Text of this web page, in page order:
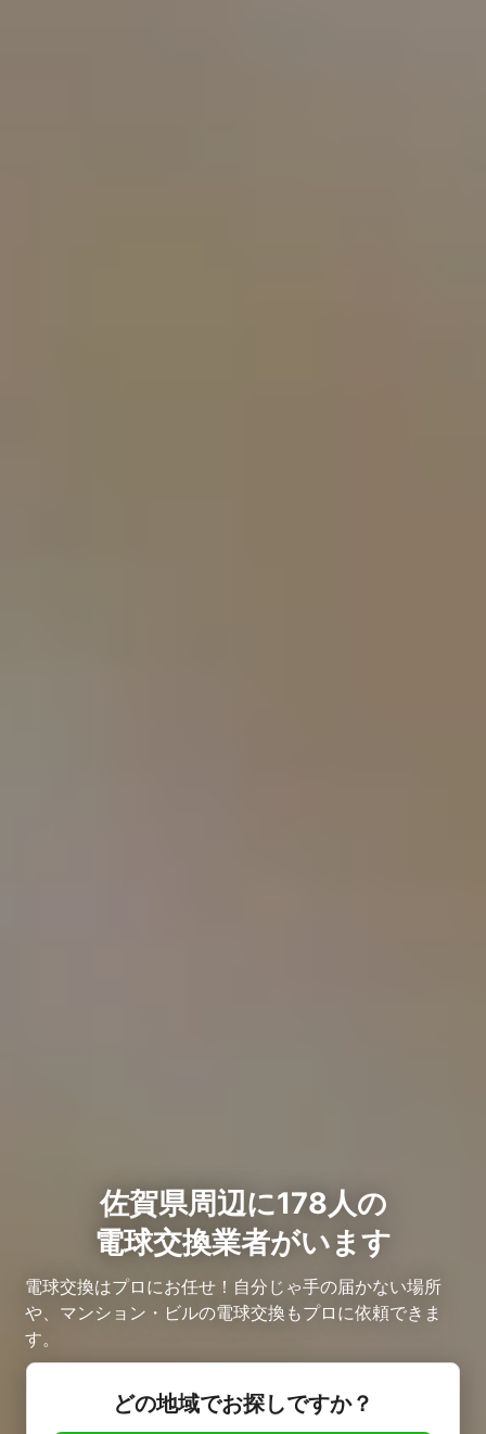
佐賀県周辺に178人の
電球交換業者がいます
電球交換はプロにお任せ！自分じゃ手の届かない場所
や、マンション・ビルの電球交換もプロに依頼できま
す。
どの地域でお探しですか？